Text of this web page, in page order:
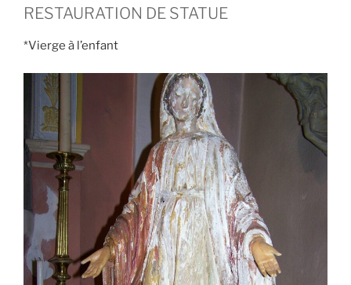
RESTAURATION DE STATUE
*Vierge à l’enfant